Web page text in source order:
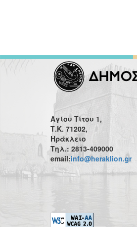
Αγίου Τίτου 1,
Τ.Κ. 71202,
Ηράκλειο
Τηλ.: 2813-409000
email:info@heraklion.gr